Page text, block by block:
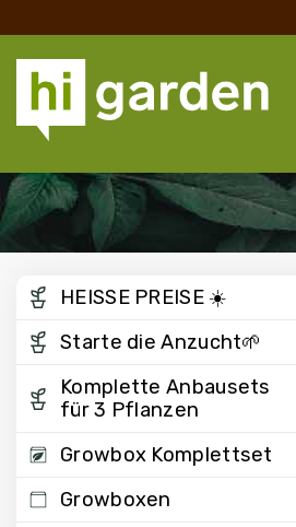
HEISSE PREISE ☀️
Starte die Anzucht🌱
Komplette Anbausets
für 3 Pflanzen
Growbox Komplettset
Growboxen